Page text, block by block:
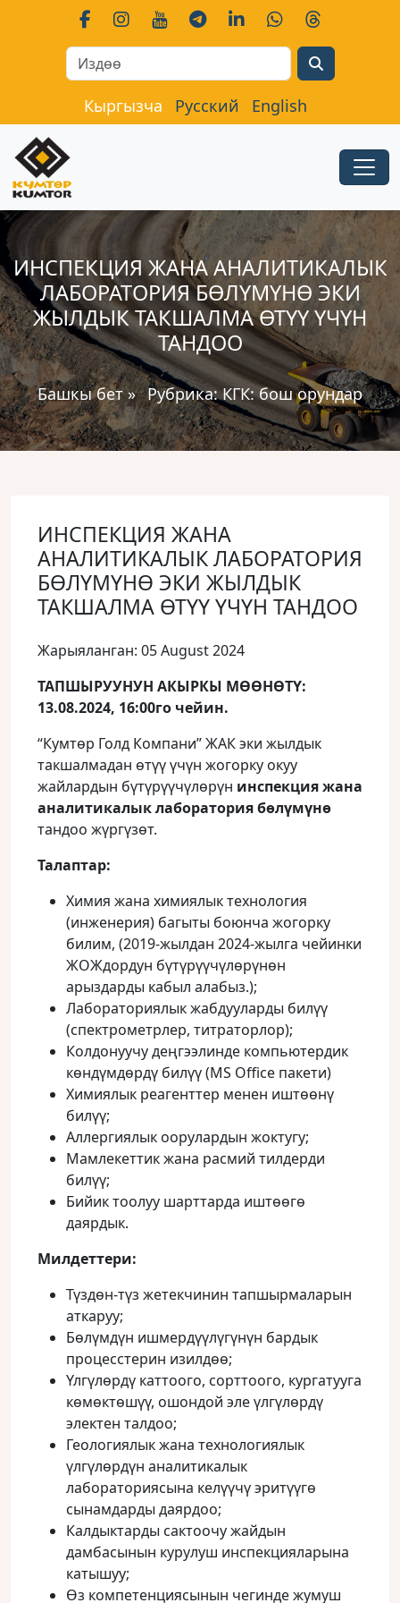
Кыргызча Русский English
ИНСПЕКЦИЯ ЖАНА АНАЛИТИКАЛЫК
ЛАБОРАТОРИЯ БӨЛҮМҮНӨ ЭКИ
ЖЫЛДЫК ТАКШАЛМА ӨТҮҮ ҮЧҮН
ТАНДОО
Башкы бет» Рубрика:КГК: бош орундар
ИНСПЕКЦИЯ ЖАНА
АНАЛИТИКАЛЫК ЛАБОРАТОРИЯ
БӨЛҮМҮНӨ ЭКИ ЖЫЛДЫК
ТАКШАЛМА ӨТҮҮ ҮЧҮН ТАНДОО
Жарыяланган: 05 August 2024
ТАПШЫРУУНУН АКЫРКЫ МӨӨНӨТҮ:
13.08.2024, 16:00го чейин.
“Кумтөр Голд Компани” ЖАК эки жылдык
такшалмадан өтүү үчүн жогорку окуу
жайлардын бүтүрүүчүлөрүн инспекция жана
аналитикалык лаборатория бөлүмүнө
тандоо жүргүзөт.
Талаптар:
Химия жана химиялык технология
(инженерия) багыты боюнча жогорку
билим, (2019-жылдан 2024-жылга чейинки
ЖОЖдордун бүтүрүүчүлөрүнөн
арыздарды кабыл алабыз.);
Лабораториялык жабдууларды билүү
(спектрометрлер, титраторлор);
Колдонуучу деңгээлинде компьютердик
көндүмдөрдү билүү (MS Office пакети)
Химиялык реагенттер менен иштөөнү
билүү;
Аллергиялык оорулардын жоктугу;
Мамлекеттик жана расмий тилдерди
билүү;
Бийик тоолуу шарттарда иштөөгө
даярдык.
Милдеттери:
Түздөн-түз жетекчинин тапшырмаларын
аткаруу;
Бөлүмдүн ишмердүүлүгүнүн бардык
процесстерин изилдөө;
Үлгүлөрдү каттоого, сорттоого, кургатууга
көмөктөшүү, ошондой эле үлгүлөрдү
электен талдоо;
Геологиялык жана технологиялык
үлгүлөрдүн аналитикалык
лабораториясына келүүчү эритүүгө
сынамдарды даярдоо;
Калдыктарды сактоочу жайдын
дамбасынын курулуш инспекцияларына
катышуу;
Өз компетенциясынын чегинде жумуш